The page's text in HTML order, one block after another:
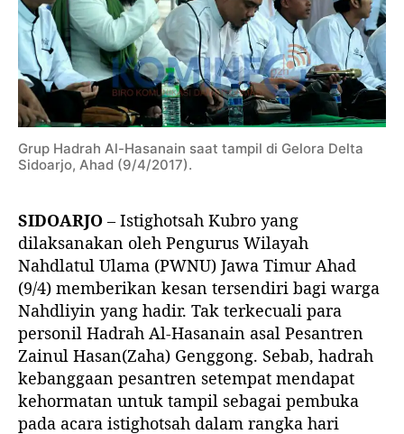
s
t
g
h
t
Grup Hadrah Al-Hasanain saat tampil di Gelora Delta
Sidoarjo, Ahad (9/4/2017).
SIDOARJO – Istighotsah Kubro yang
dilaksanakan oleh Pengurus Wilayah
Nahdlatul Ulama (PWNU) Jawa Timur Ahad
(9/4) memberikan kesan tersendiri bagi warga
Nahdliyin yang hadir. Tak terkecuali para
personil Hadrah Al-Hasanain asal Pesantren
Zainul Hasan(Zaha) Genggong. Sebab, hadrah
kebanggaan pesantren setempat mendapat
kehormatan untuk tampil sebagai pembuka
pada acara istighotsah dalam rangka hari